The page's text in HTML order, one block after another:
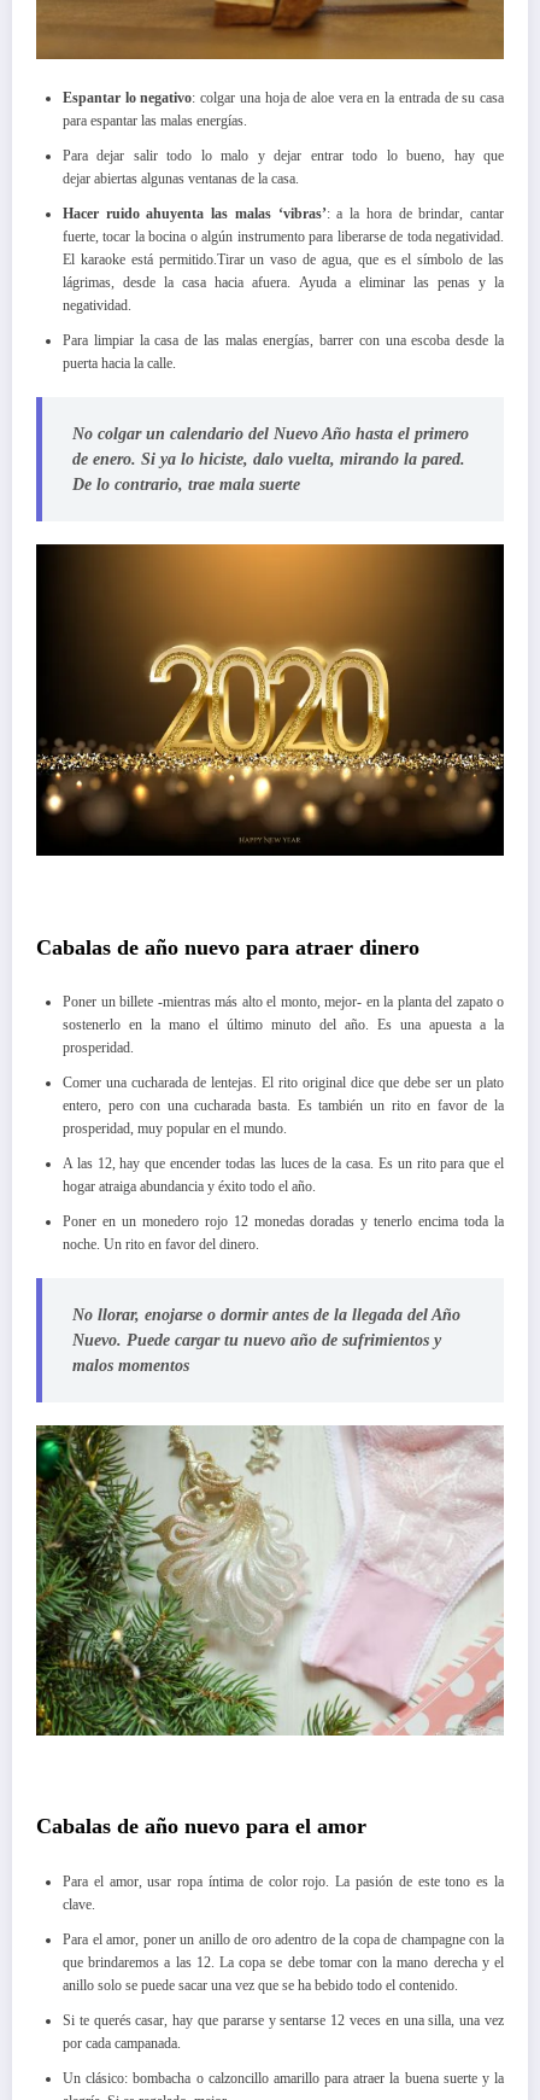
Espantar lo negativo: colgar una hoja de aloe vera en la entrada de su casa
para espantar las malas energías.
Para dejar salir todo lo malo y dejar entrar todo lo bueno, hay que
dejar abiertas algunas ventanas de la casa.
Hacer ruido ahuyenta las malas ‘vibras’: a la hora de brindar, cantar
fuerte, tocar la bocina o algún instrumento para liberarse de toda negatividad.
El karaoke está permitido.Tirar un vaso de agua, que es el símbolo de las
lágrimas, desde la casa hacia afuera. Ayuda a eliminar las penas y la
negatividad.
Para limpiar la casa de las malas energías, barrer con una escoba desde la
puerta hacia la calle.
No colgar un calendario del Nuevo Año hasta el primero
de enero. Si ya lo hiciste, dalo vuelta, mirando la pared.
De lo contrario, trae mala suerte
Cabalas de año nuevo para atraer dinero
Poner un billete -mientras más alto el monto, mejor- en la planta del zapato o
sostenerlo en la mano el último minuto del año. Es una apuesta a la
prosperidad.
Comer una cucharada de lentejas. El rito original dice que debe ser un plato
entero, pero con una cucharada basta. Es también un rito en favor de la
prosperidad, muy popular en el mundo.
A las 12, hay que encender todas las luces de la casa. Es un rito para que el
hogar atraiga abundancia y éxito todo el año.
Poner en un monedero rojo 12 monedas doradas y tenerlo encima toda la
noche. Un rito en favor del dinero.
No llorar, enojarse o dormir antes de la llegada del Año
Nuevo. Puede cargar tu nuevo año de sufrimientos y
malos momentos
Cabalas de año nuevo para el amor
Para el amor, usar ropa íntima de color rojo. La pasión de este tono es la
clave.
Para el amor, poner un anillo de oro adentro de la copa de champagne con la
que brindaremos a las 12. La copa se debe tomar con la mano derecha y el
anillo solo se puede sacar una vez que se ha bebido todo el contenido.
Si te querés casar, hay que pararse y sentarse 12 veces en una silla, una vez
por cada campanada.
Un clásico: bombacha o calzoncillo amarillo para atraer la buena suerte y la